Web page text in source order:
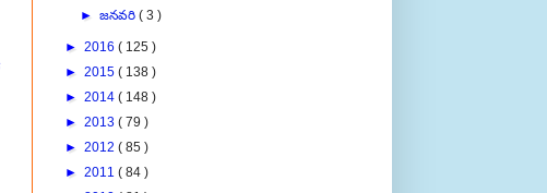
►జనవరి( 3 )
► 2016 ( 125 )
► 2015 ( 138 )
► 2014 ( 148 )
► 2013 ( 79 )
► 2012 ( 85 )
► 2011 ( 84 )